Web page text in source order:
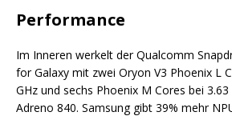
Performance
Im Inneren werkelt der Qualcomm
for Galaxy mit zwei Oryon V3 Phoenix L
GHz und sechs Phoenix M Cores bei
Adreno 840. Samsung gibt 39% mehr